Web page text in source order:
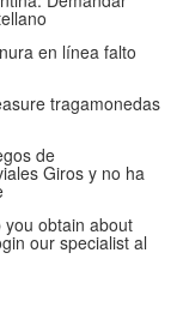
en línea falto
tragamonedas
de
Giros y no ha
obtain about
our specialist al